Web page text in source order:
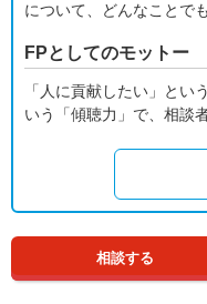
について、どんなことで
FPとしてのモットー
「人に貢献したい」とい
いう「傾聴力」で、相談
相談する